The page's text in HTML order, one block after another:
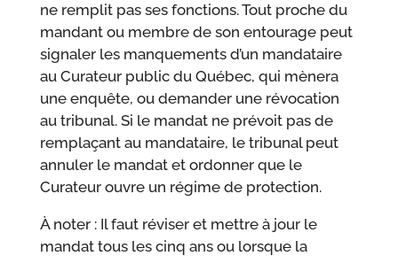
ne remplit pas ses fonctions. Tout proche du
mandant ou membre de son entourage peut
signaler les manquements d’un mandataire
au Curateur public du Québec, qui mènera
une enquête, ou demander une révocation
au tribunal. Si le mandat ne prévoit pas de
remplaçant au mandataire, le tribunal peut
annuler le mandat et ordonner que le
Curateur ouvre un régime de protection.
À noter : Il faut réviser et mettre à jour le
mandat tous les cinq ans ou lorsque la